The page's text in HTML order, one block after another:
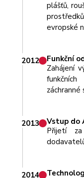
plášťů,
evropské
2012
Funkční
Zahájení
záchranné
2013
Vstup do
Přijetí
2014